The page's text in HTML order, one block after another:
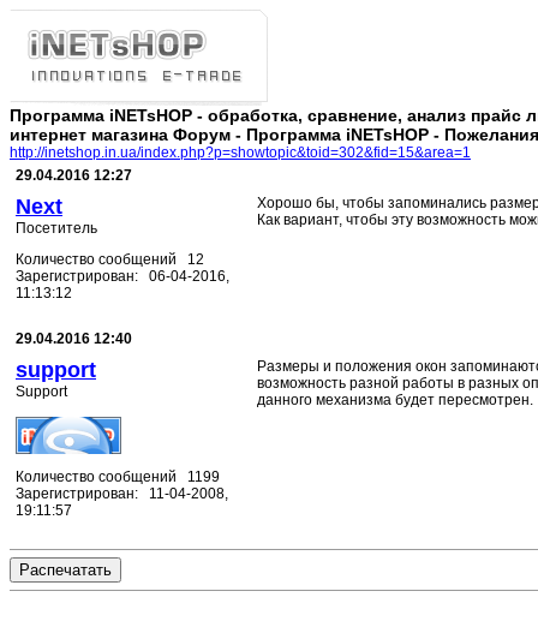
Программа iNETsHOP - обработка, сравнение, анализ прайс
интернет магазина Форум - Программа iNETsHOP -
http://inetshop.in.ua/index.php?p=showtopic&toid=302&fid=15&area=1
29.04.2016 12:27
Next
Посетитель
Количество сообщений 12
Зарегистрирован: 06-04-2016,
11:13:12
Хорошо бы, чтобы запоминались
Как вариант, чтобы эту возможность
29.04.2016 12:40
support
Support
Количество сообщений 1199
Зарегистрирован: 11-04-2008,
19:11:57
Размеры и положения окон
возможность разной работы в разных
данного механизма будет пересмотрен.